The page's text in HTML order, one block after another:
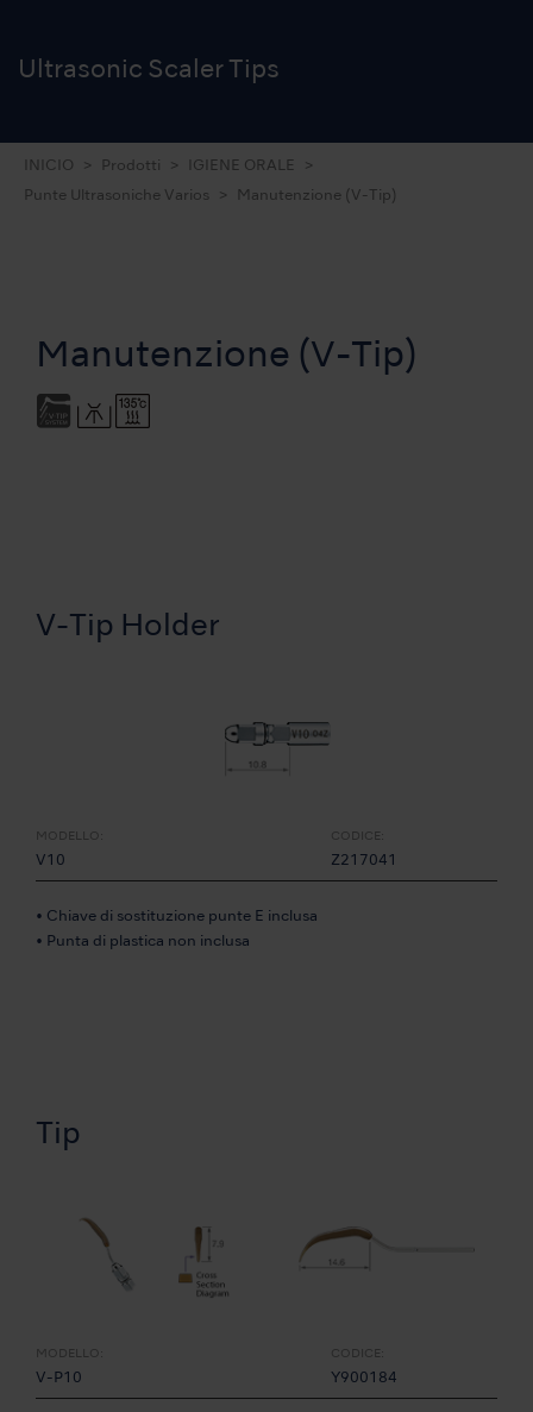
Ultrasonic Scaler Tips
INICIO Prodotti IGIENE ORALE
Punte Ultrasoniche Varios Manutenzione (V-Tip)
Manutenzione (V-Tip)
V-Tip Holder
MODELLO:
V10
CODICE:
Z217041
• Chiave di sostituzione punte E inclusa
• Punta di plastica non inclusa
Tip
MODELLO:
V-P10
CODICE:
Y900184